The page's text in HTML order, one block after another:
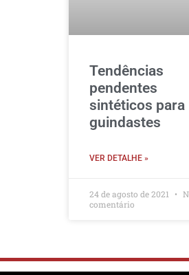
Tendências
pendentes
sintéticos para
guindastes
VER DETALHE »
24 de agosto de 2021
comentário